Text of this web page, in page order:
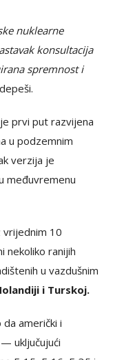
nuklearne
konsultacija
spremnost i
prvi put razvijena
u podzemnim
verzija je
međuvremenu
10
nekoliko ranijih
u vazdušnim
i Turskoj.
američki i
uključujući